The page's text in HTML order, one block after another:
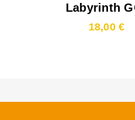
Labyrinth
18,00 €